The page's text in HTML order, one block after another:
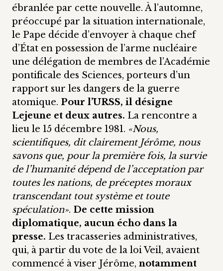
ébranlée par cette nouvelle. À l’automne,
préoccupé par la situation internationale,
le Pape décide d’envoyer à chaque chef
d’État en possession de l’arme nucléaire
une délégation de membres de l’Académie
pontificale des Sciences, porteurs d’un
rapport sur les dangers de la guerre
atomique. Pour l’URSS, il désigne
Lejeune et deux autres. La rencontre a
lieu le 15 décembre 1981. «Nous,
scientifiques, dit clairement Jérôme, nous
savons que, pour la première fois, la survie
de l’humanité dépend de l’acceptation par
toutes les nations, de préceptes moraux
transcendant tout système et toute
spéculation». De cette mission
diplomatique, aucun écho dans la
presse. Les tracasseries administratives,
qui, à partir du vote de la loi Veil, avaient
commencé à viser Jérôme, notamment